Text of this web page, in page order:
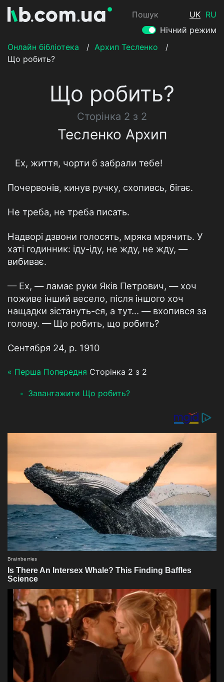
Пошук UK RU
Нічний режим
Онлайн бібліотека
/ Архип Тесленко
/
Що робить?
Що робить?
Сторінка 2 з 2
Тесленко Архип
Ех, життя, чорти б забрали тебе!
Почервонів, кинув ручку, схопивсь, бігає.
Не треба, не треба писать.
Надворі дзвони голосять, мряка мрячить. У
хаті годинник: іду-іду, не жду, не жду, —
вибиває.
— Ех, — ламає руки Яків Петрович, — хоч
поживе інший весело, після іншого хоч
нащадки зістануть-ся, а тут... — вхопився за
голову. — Що робить, що робить?
Сентября 24, р. 1910
« Перша Попередня Сторінка 2 з 2
Завантажити Що робить?